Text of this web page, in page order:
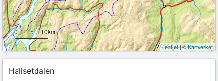
5
0 10km
Leaflet| ©Kartverket
Hallsetdalen